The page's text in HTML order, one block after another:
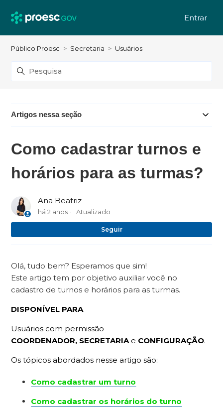
Entrar
Público Proesc Secretaria Usuários
Artigos nessa seção
Como cadastrar turnos e
horários para as turmas?
Ana Beatriz
há 2 anos Atualizado
Seguir
Olá, tudo bem? Esperamos que sim!
Este artigo tem por objetivo auxiliar você no
cadastro de turnos e horários para as turmas.
DISPONÍVEL PARA
Usuários com permissão
COORDENADOR, SECRETARIA e CONFIGURAÇÃO.
Os tópicos abordados nesse artigo são:
Como cadastrar um turno
Como cadastrar os horários do turno